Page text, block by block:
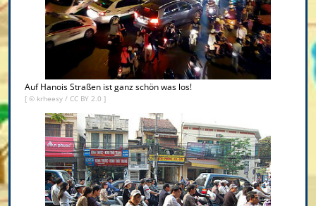
Auf Hanois Straßen ist ganz schön was los!
[ © krheesy / CC BY 2.0 ]